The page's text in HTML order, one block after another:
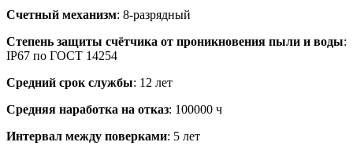
Счетный механизм: 8-разрядный
Степень защиты счётчика от проникновения пыли и воды:
IP67 по ГОСТ 14254
Средний срок службы: 12 лет
Средняя наработка на отказ: 100000 ч
Интервал между поверками: 5 лет